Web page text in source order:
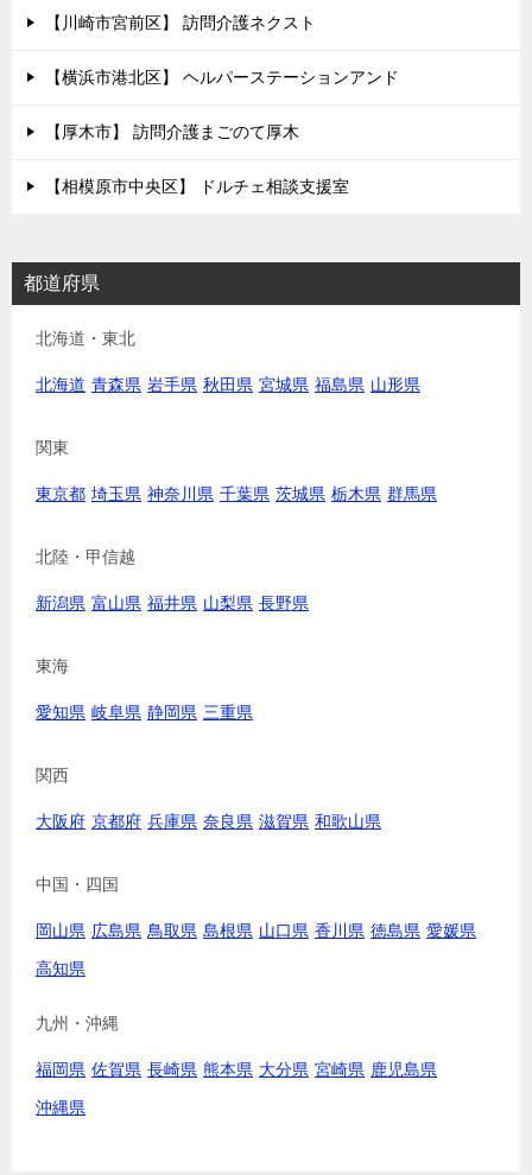
【川崎市宮前区】 訪問介護ネクスト
【横浜市港北区】 ヘルパーステーションアンド
【厚木市】 訪問介護まごのて厚木
【相模原市中央区】 ドルチェ相談支援室
都道府県
北海道・東北
北海道 青森県 岩手県 秋田県 宮城県 福島県 山形県
関東
東京都 埼玉県 神奈川県 千葉県 茨城県 栃木県 群馬県
北陸・甲信越
新潟県 富山県 福井県 山梨県 長野県
東海
愛知県 岐阜県 静岡県 三重県
関西
大阪府 京都府 兵庫県 奈良県 滋賀県 和歌山県
中国・四国
岡山県 広島県 鳥取県 島根県 山口県 香川県 徳島県 愛媛県
高知県
九州・沖縄
福岡県 佐賀県 長崎県 熊本県 大分県 宮崎県 鹿児島県
沖縄県